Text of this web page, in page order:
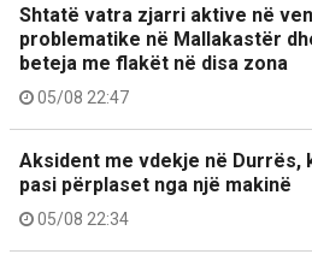
Shtatë vatra zjarri aktive në
problematike në Mallakastër
beteja me flakët në disa zona
05/08 22:47
Aksident me vdekje në Durrës,
pasi përplaset nga një makinë
05/08 22:34